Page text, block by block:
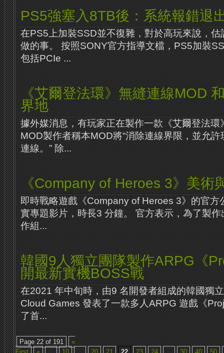
PS5強塞入8TB後：系統報錯退
在PS5上加裝SSD並不復雜，對於高玩來說，
做的事。 按照SONY官方指導文檔，PS5加裝
包括PCIe ...
《艾爾登法環》無縫連線MOD
界地
據外媒消息，有玩家正在製作一款《艾爾登法環
MOD製作者稱本MOD將“消除連線界限，並允
連線。” 除...
《Company of Heroes 3》美術
即時戰略遊戲《Company of Heroes 3》的官方
實專題影片，時長3 分鐘。 官方表示，為了製
作組...
韓國9人獨立團隊製作ARPG《
開最新實機BOSS戰
在2021 年中旬時，由9 名開發者組成的韓國獨
Cloud Games 發表了一款多人ARPG 遊戲《
了首...
Page 22 of 191
«